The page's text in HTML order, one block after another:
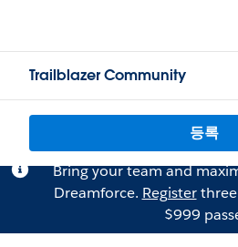
Trailblazer Community
등록
Bring your team and
Dreamforce. Registerthree
$999